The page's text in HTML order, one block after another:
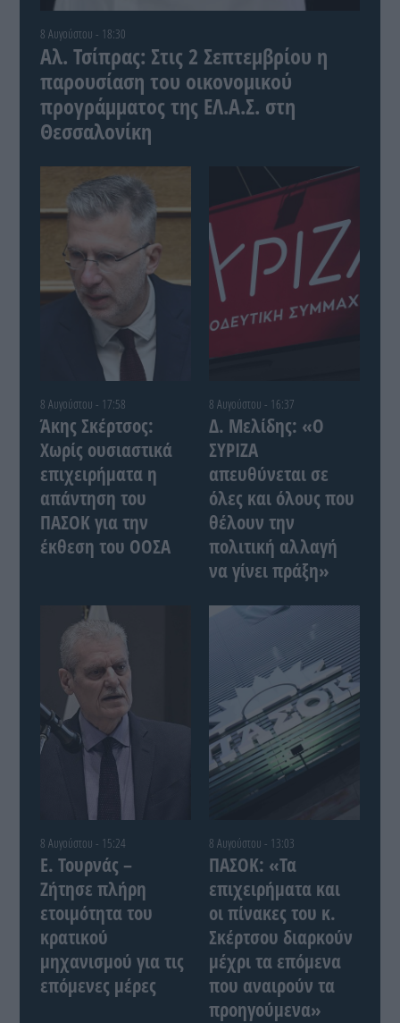
8 Αυγούστου - 18:30
Αλ. Τσίπρας: Στις 2 Σεπτεμβρίου η
παρουσίαση του οικονομικού
προγράμματος της ΕΛ.Α.Σ. στη
Θεσσαλονίκη
8 Αυγούστου - 17:58
Άκης Σκέρτσος:
Χωρίς ουσιαστικά
επιχειρήματα η
απάντηση του
ΠΑΣΟΚ για την
έκθεση του ΟΟΣΑ
8 Αυγούστου - 16:37
Δ. Μελίδης: «Ο
ΣΥΡΙΖΑ
απευθύνεται σε
όλες και όλους που
θέλουν την
πολιτική αλλαγή
να γίνει πράξη»
8 Αυγούστου - 15:24
Ε. Τουρνάς –
Ζήτησε πλήρη
ετοιμότητα του
κρατικού
μηχανισμού για τις
επόμενες μέρες
8 Αυγούστου - 13:03
ΠΑΣΟΚ: «Τα
επιχειρήματα και
οι πίνακες του κ.
Σκέρτσου διαρκούν
μέχρι τα επόμενα
που αναιρούν τα
προηγούμενα»